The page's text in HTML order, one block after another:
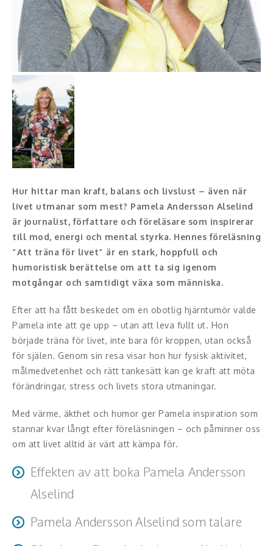
Moderator
Konferencier
Workshopledare, facilitator
Radio och TV-profiler
Underhållning och event
Event
Humoristiska föredrag
Komiker
Konst
Middagsunderhållning
Musiker
Something a Little Different
Underhållning
Affärsnytta
Effektivitet, framgång
Framtid, trender
Försäljning, marknadsföring, service,
kundfokus
Förändring, organisation,
Hur hittar man kraft, balans och livslust – även när
livet utmanar som mest? Pamela Andersson Alselind
är journalist, författare och föreläsare som inspirerar
till mod, energi och mental styrka. Hennes föreläsning
”Att träna för livet” är en stark, hoppfull och
humoristisk berättelse om att ta sig igenom
motgångar och samtidigt växa som människa.
Efter att ha fått beskedet om en obotlig hjärntumör valde
Pamela inte att ge upp – utan att leva fullt ut. Hon
började träna för livet, inte bara för kroppen, utan också
för själen. Genom sin resa visar hon hur fysisk aktivitet,
målmedvetenhet och rätt tankesätt kan ge kraft att möta
förändringar, stress och livets stora utmaningar.
Med värme, äkthet och humor ger Pamela inspiration som
stannar kvar långt efter föreläsningen – och påminner oss
om att livet alltid är värt att kämpa för.
Effekten av att boka Pamela Andersson
Alselind
Publiken lämnar med ny energi, hopp och verktyg för
Pamela Andersson Alselind som talare
Pamela talar med närvaro, värme och humor. Hennes